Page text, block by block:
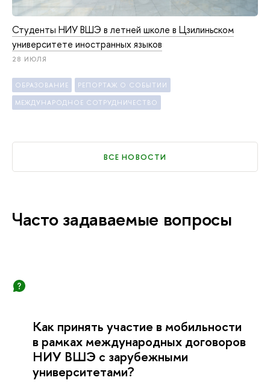
Студенты НИУ ВШЭ в летней школе в Цзилиньском
университете иностранных языков
28 ИЮЛЯ
ОБРАЗОВАНИЕ РЕПОРТАЖ О СОБЫТИИ
МЕЖДУНАРОДНОЕ СОТРУДНИЧЕСТВО
ВСЕ НОВОСТИ
Часто задаваемые вопросы
Как принять участие в мобильности
в рамках международных договоров
НИУ ВШЭ с зарубежными
университетами?